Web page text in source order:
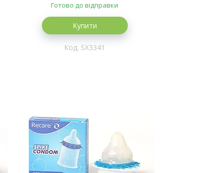
Готово до відправки
Купити
SX3341